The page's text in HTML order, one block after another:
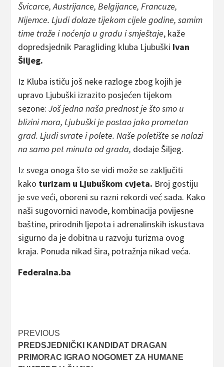
Švicarce, Austrijance, Belgijance, Francuze,
Nijemce. Ljudi dolaze tijekom cijele godine, samim
time traže i noćenja u gradu i smještaje, kaže
dopredsjednik Paragliding kluba Ljubuški Ivan
Šiljeg.
Iz Kluba ističu još neke razloge zbog kojih je
upravo Ljubuški izrazito posjećen tijekom
sezone: Još jedna naša prednost je što smo u
blizini mora, Ljubuški je postao jako prometan
grad. Ljudi svrate i polete. Naše poletište se nalazi
na samo pet minuta od grada, dodaje Šiljeg.
Iz svega onoga što se vidi može se zaključiti
kako turizam u Ljubuškom cvjeta. Broj gostiju
je sve veći, oboreni su razni rekordi već sada. Kako
naši sugovornici navode, kombinacija povijesne
baštine, prirodnih ljepota i adrenalinskih iskustava
sigurno da je dobitna u razvoju turizma ovog
kraja. Ponuda nikad šira, potražnja nikad veća.
Federalna.ba
Post
navigation
PREVIOUS
PREDSJEDNIČKI KANDIDAT DRAGAN
PRIMORAC IGRAO NOGOMET ZA HUMANE